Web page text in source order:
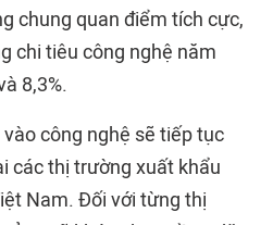
chung quan điểm tích cực,
chi tiêu công nghệ năm
8,3%.
công nghệ sẽ tiếp tục
các thị trường xuất khẩu
Nam. Đối với từng thị